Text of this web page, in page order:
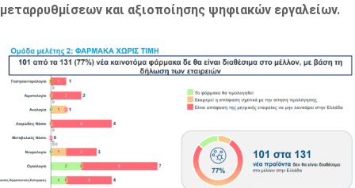
μεταρρυθμίσεων και αξιοποίησης ψηφιακών εργαλείων.